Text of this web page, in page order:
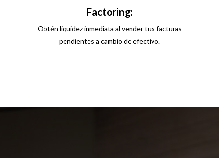
Factoring:
Obtén liquidez inmediata al vender tus facturas
pendientes a cambio de efectivo.